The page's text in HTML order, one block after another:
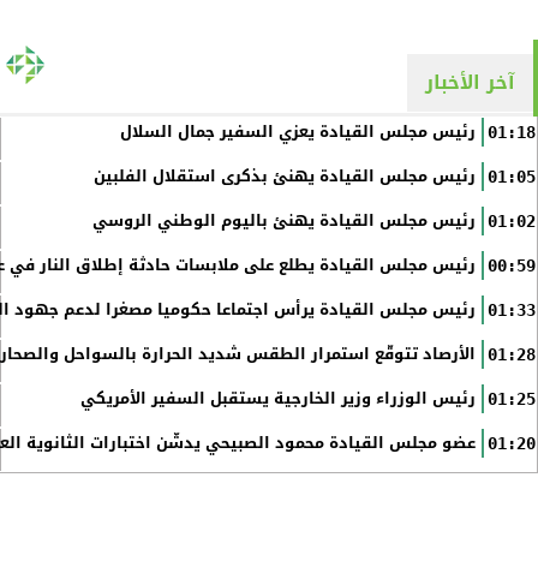
آخر الأخبار
01:18 رئيس مجلس القيادة يعزي السفير جمال السلال
01:05 رئيس مجلس القيادة يهنئ بذكرى استقلال الفلبين
01:02 رئيس مجلس القيادة يهنئ باليوم الوطني الروسي
00:59 رئيس مجلس القيادة يطلع على ملابسات حادثة إطلاق النار في
01:33 رئيس مجلس القيادة يرأس اجتماعا حكوميا مصغرا لدعم جهود
01:28 الأرصاد تتوقّع استمرار الطقس شديد الحرارة بالسواحل
01:25 رئيس الوزراء وزير الخارجية يستقبل السفير الأمريكي
01:20 عضو مجلس القيادة محمود الصبيحي يدشّن اختبارات الثانوية